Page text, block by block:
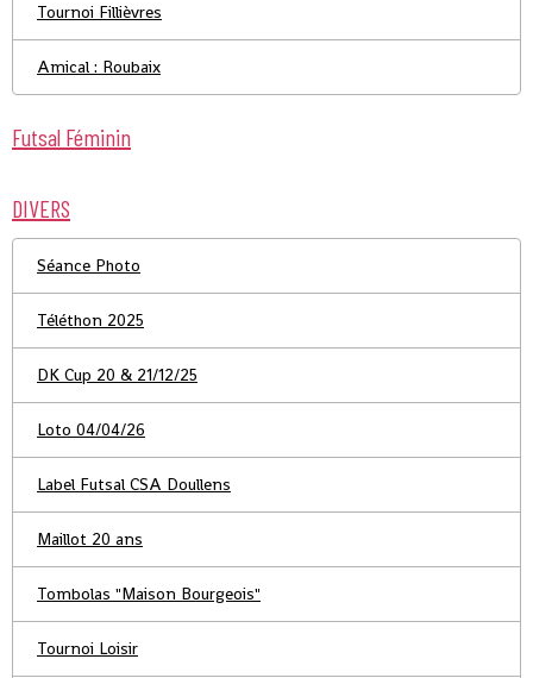
Tournoi Fillièvres
Amical : Roubaix
Futsal Féminin
DIVERS
Séance Photo
Téléthon 2025
DK Cup 20 & 21/12/25
Loto 04/04/26
Label Futsal CSA Doullens
Maillot 20 ans
Tombolas "Maison Bourgeois"
Tournoi Loisir